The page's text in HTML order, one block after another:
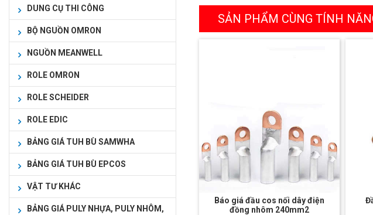
DUNG CỤ THI CÔNG
BỘ NGUỒN OMRON
NGUỒN MEANWELL
ROLE OMRON
ROLE SCHEIDER
ROLE EDIC
BẢNG GIÁ TUH BÙ SAMWHA
BẢNG GIÁ TUH BÙ EPCOS
VẬT TƯ KHÁC
BẢNG GIÁ PULY NHỰA, PULY NHÔM,
SẢN PHẨM CÙNG TÍNH
Báo giá đầu cos nối dây điện
đồng nhôm 240mm2